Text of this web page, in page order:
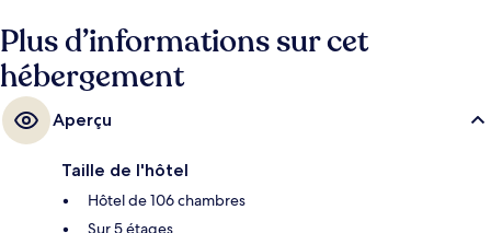
Plus d’informations sur cet
hébergement
Aperçu
Taille de l'hôtel
Hôtel de 106 chambres
Sur 5 étages